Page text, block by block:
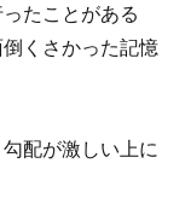
たことがある
くさかった記憶
配が激しい上に